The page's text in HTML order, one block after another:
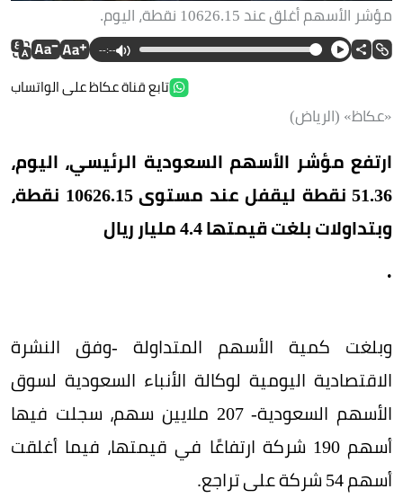
مؤشر الأسهم أغلق عند 10626.15 نقطة، اليوم.
--:--
تابع قناة عكاظ على الواتساب
«عكاظ» (الرياض)
ارتفع مؤشر الأسهم السعودية الرئيسي، اليوم،
51.36 نقطة ليقفل عند مستوى 10626.15 نقطة،
وبتداولات بلغت قيمتها 4.4 مليار ريال
.
وبلغت كمية الأسهم المتداولة -وفق النشرة
الاقتصادية اليومية لوكالة الأنباء السعودية لسوق
الأسهم السعودية- 207 ملايين سهم، سجلت فيها
أسهم 190 شركة ارتفاعًا في قيمتها، فيما أغلقت
أسهم 54 شركة على تراجع.